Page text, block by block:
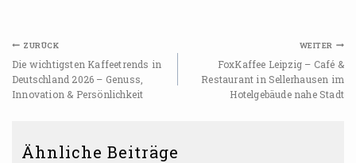
ZURÜCK
Die wichtigsten Kaffeetrends in
Deutschland 2026 – Genuss,
Innovation & Persönlichkeit
WEITER
FoxKaffee Leipzig – Café &
Restaurant in Sellerhausen im
Hotelgebäude nahe Stadt
Ähnliche Beiträge